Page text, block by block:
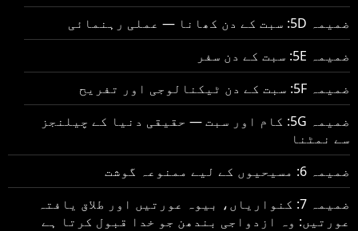
ضمیمہ 5D: سبت کے دن کھانا — عملی رہنمائی
ضمیمہ 5E: سبت کے دن سفر
ضمیمہ 5F: سبت کے دن ٹیکنالوجی اور تفریح
ضمیمہ 5G: کام اور سبت — حقیقی دنیا کے چیلنجز
سے نمٹنا
ضمیمہ 6: مسیحیوں کے لیے ممنوعہ گوشت
ضمیمہ 7: کنواریاں، بیوہ عورتیں اور طلاق یافتہ
عورتیں: وہ ازدواجی بندھن جو خدا قبول کرتا ہے